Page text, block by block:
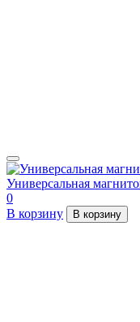
Универсальная
0
В корзину
В корзину